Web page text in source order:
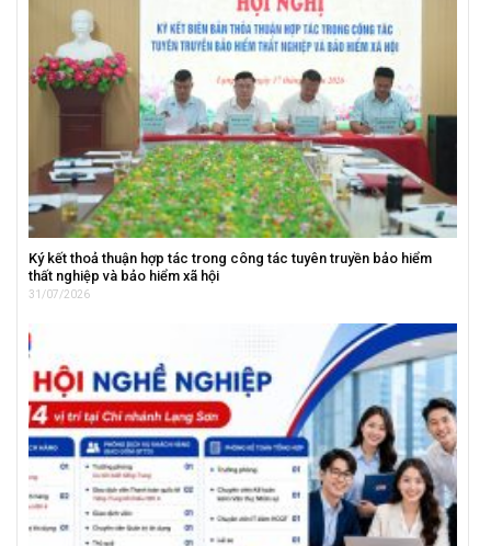
Ký kết thoả thuận hợp tác trong công tác tuyên truyền bảo hiểm
thất nghiệp và bảo hiểm xã hội
31/07/2026